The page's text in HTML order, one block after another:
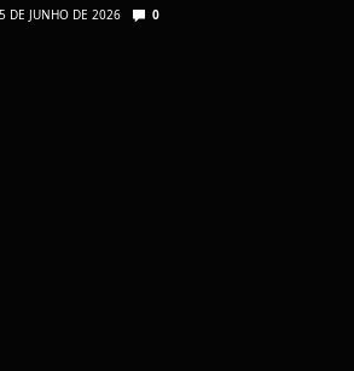
5 DE JUNHO DE 2026 0